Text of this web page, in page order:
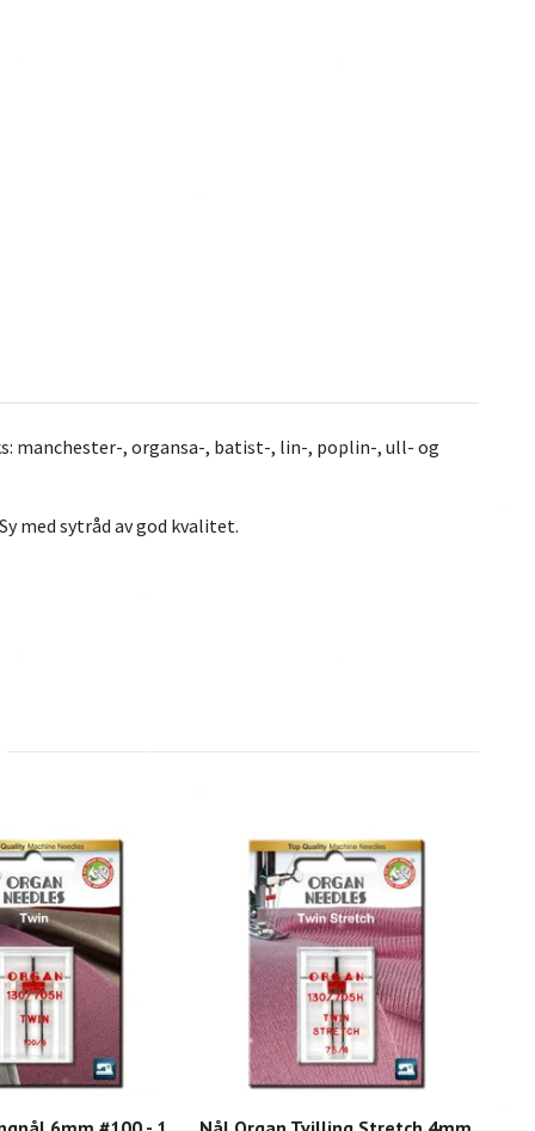
manchester-, organsa-, batist-, lin-, poplin-, ull- og
med sytråd av god kvalitet.